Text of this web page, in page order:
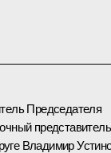
Председателя
представитель
Владимир